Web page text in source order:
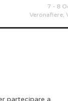
7 - 8
Veronafiere,
partecipare a